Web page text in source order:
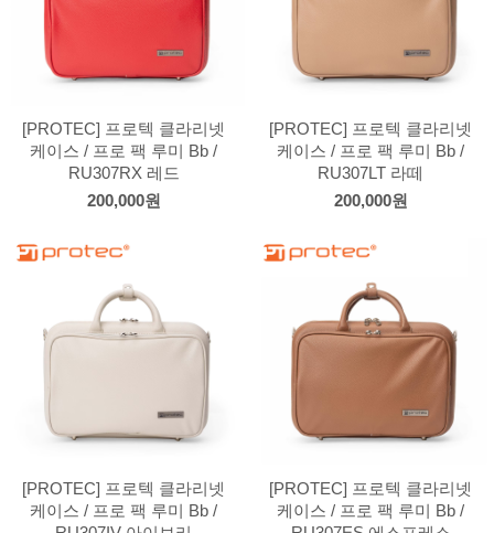
[PROTEC] 프로텍 클라리넷
케이스 / 프로 팩 루미 Bb /
RU307RX 레드
200,000원
[PROTEC] 프로텍 클라리넷
케이스 / 프로 팩 루미 Bb /
RU307LT 라떼
200,000원
[PROTEC] 프로텍 클라리넷
케이스 / 프로 팩 루미 Bb /
[PROTEC] 프로텍 클라리넷
케이스 / 프로 팩 루미 Bb /